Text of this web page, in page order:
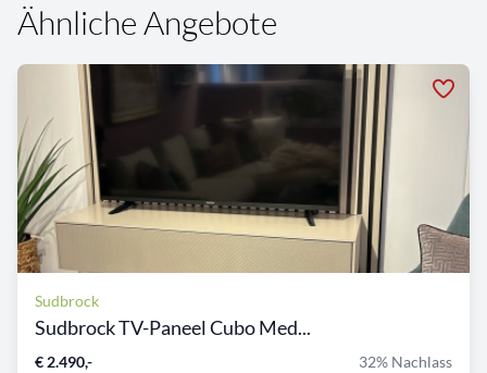
Ähnliche Angebote
Sudbrock
Sudbrock TV-Paneel Cubo Med...
€ 2.490,- 32% Nachlass